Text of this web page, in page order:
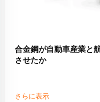
合金鋼が自動車産業と
させたか
さらに表示